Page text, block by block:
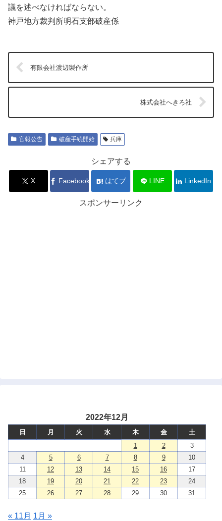
議を述べなければならない。
神戸地方裁判所明石支部破産係
有限会社渡辺製作所
株式会社へきろ社
官報公告 破産手続開始 兵庫
シェアする
X Facebook はてブ LINE LinkedIn
スポンサーリンク
2022年12月
日 月 火 水 木 金
土
1
2
3
4
5 6 7 8 9
10
11
12 13 14 15 16
17
18
19 20 21 22 23
24
25
26 27 28 29 30 31
« 11月 1月 »